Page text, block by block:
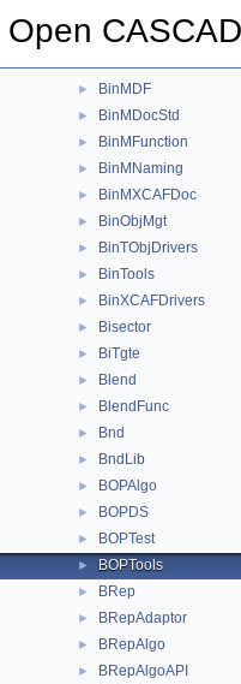
Open BinMDataStd
► BinMDF
► BinMDocStd
► BinMFunction
► BinMNaming
► BinMXCAFDoc
► BinObjMgt
► BinTObjDrivers
► BinTools
► BinXCAFDrivers
► Bisector
► BiTgte
► Blend
► BlendFunc
► Bnd
► BndLib
► BOPAlgo
► BOPDS
► BOPTest
► BOPTools
► BRep
► BRepAdaptor
► BRepAlgo
► BRepAlgoAPI